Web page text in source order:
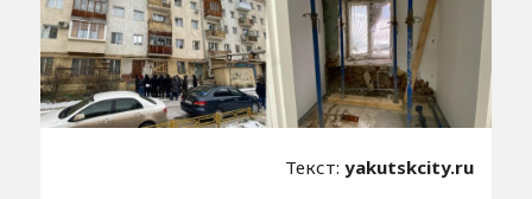
Текст:yakutskcity.ru